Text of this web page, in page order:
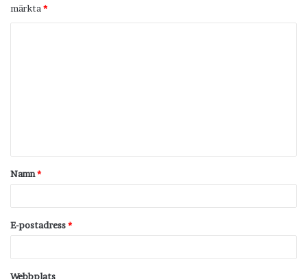
märkta *
t
a
Namn*
E-postadress*
Webbplats